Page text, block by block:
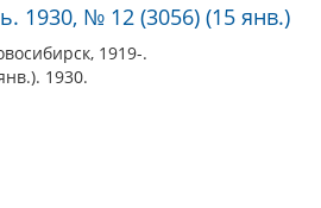
1930, № 12 (3056) (15 янв.)
1919-.
1930.